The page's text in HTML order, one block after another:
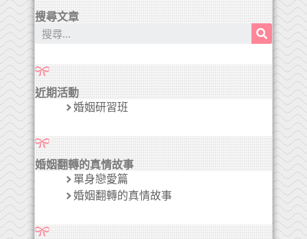
搜尋文章
近期活動
婚姻研習班
婚姻翻轉的真情故事
單身戀愛篇
婚姻翻轉的真情故事